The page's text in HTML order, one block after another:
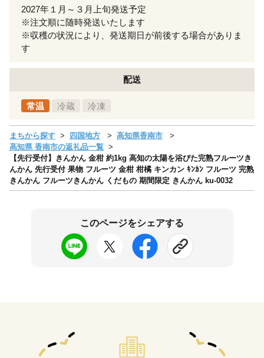
2027年１月～３月上旬発送予定
※注文順に随時発送いたします
※収穫の状況により、発送期日が前後する場合がありま
す
配送
常温 冷蔵 冷凍
まちから探す 四国地方
高知県香南市
高知県 香南市の返礼品一覧
【先行受付】きんかん 金柑 約1kg 高知の太陽を浴びた完熟フルーツき
んかん 先行受付 果物 フルーツ 金柑 柑橘 キンカン ｷﾝｶﾝ フルーツ 完熟
きんかん フルーツきんかん くだもの 期間限定 きんかん ku-0032
このページをシェアする